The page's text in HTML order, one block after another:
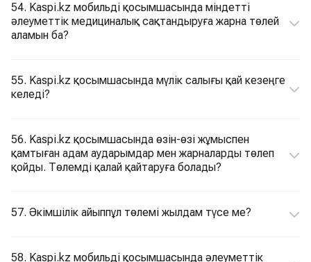
54. Kaspi.kz мобильді қосымшасында міндетті
әлеуметтік медициналық сақтандыруға жарна төлей
аламын ба?
55. Kaspi.kz қосымшасында мүлік салығы қай кезеңге
келеді?
56. Kaspi.kz қосымшасында өзін-өзі жұмыспен
қамтыған адам аударымдар мен жарналарды төлеп
қойды. Төлемді қалай қайтаруға болады?
57. Әкімшілік айыппұл төлемі жылдам түсе ме?
58. Kaspi.kz мобильді қосымшасында әлеуметтік